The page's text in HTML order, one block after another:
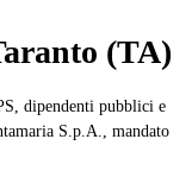
(TA)
dipendenti pubblici e
S.p.A., mandato